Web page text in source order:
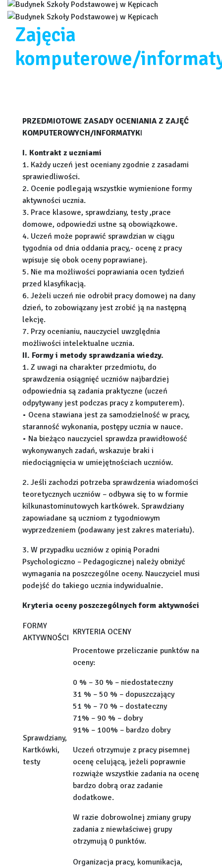
Zajęcia
komputerowe/
PRZEDMIOTOWE ZASADY OCENIANIA Z ZAJĘĆ
KOMPUTEROWYCH/INFORMATYKI
I. Kontrakt z uczniami
1. Każdy uczeń jest oceniany zgodnie z zasadami
sprawiedliwości.
2. Ocenie podlegają wszystkie wymienione formy
aktywności ucznia.
3. Prace klasowe, sprawdziany, testy ,prace
domowe, odpowiedzi ustne są obowiązkowe.
4. Uczeń może poprawić sprawdzian w ciągu
tygodnia od dnia oddania pracy,- ocenę z pracy
wpisuje się obok oceny poprawianej.
5. Nie ma możliwości poprawiania ocen tydzień
przed klasyfikacją.
6. Jeżeli uczeń nie odrobił pracy domowej na dany
dzień, to zobowiązany jest zrobić ją na następną
lekcję.
7. Przy ocenianiu, nauczyciel uwzględnia
możliwości intelektualne ucznia.
II. Formy i metody sprawdzania wiedzy.
1. Z uwagi na charakter przedmiotu, do
sprawdzenia osiągnięć uczniów najbardziej
odpowiednia są zadania praktyczne (uczeń
odpytywany jest podczas pracy z komputerem).
• Ocena stawiana jest za samodzielność w pracy,
staranność wykonania, postępy ucznia w nauce.
• Na bieżąco nauczyciel sprawdza prawidłowość
wykonywanych zadań, wskazuje braki i
niedociągnięcia w umiejętnościach uczniów.
2. Jeśli zachodzi potrzeba sprawdzenia wiadomości
teoretycznych uczniów – odbywa się to w formie
kilkunastominutowych kartkówek. Sprawdziany
zapowiadane są uczniom z tygodniowym
wyprzedzeniem (podawany jest zakres materiału).
3. W przypadku uczniów z opinią Poradni
Psychologiczno – Pedagogicznej należy obniżyć
wymagania na poszczególne oceny. Nauczyciel musi
podejść do takiego ucznia indywidualnie.
Kryteria oceny poszczególnych form aktywności
FORMY
AKTYWNOŚCI
KRYTERIA OCENY
Sprawdziany,
Kartkówki,
testy
Procentowe przeliczanie punktów na
oceny:
0 % – 30 % – niedostateczny
31 % – 50 % – dopuszczający
51 % – 70 % – dostateczny
71% – 90 % – dobry
91% – 100% – bardzo dobry
Uczeń otrzymuje z pracy pisemnej
ocenę celującą, jeżeli poprawnie
rozwiąże wszystkie zadania na ocenę
bardzo dobrą oraz zadanie
dodatkowe.
W razie dobrowolnej zmiany grupy
zadania z niewłaściwej grupy
otrzymują 0 punktów.
Organizacja pracy, komunikacja,